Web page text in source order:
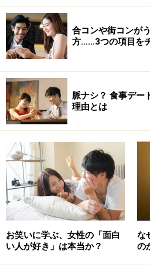
なぜ婚活が上手く行かな
彼のように、「長く婚活しても
でいる男性は多くいます。その
ない人は、ある行動パターンに
です。そのパターンとはどの
「もうやめてしまおう」と思
が、婚活でチャンスをつかむヒ
きましょう！
＞次に男性が「ゴールの見え
合コンや街コンが
方……3つの項目を
脈ナシ？ 食事デー
理由とは
お笑いに学ぶ、女性の「面白
い人が好き」は本当か？
な
の